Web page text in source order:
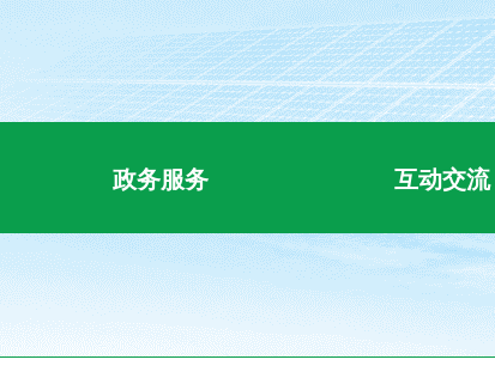
政务服务 互动交流